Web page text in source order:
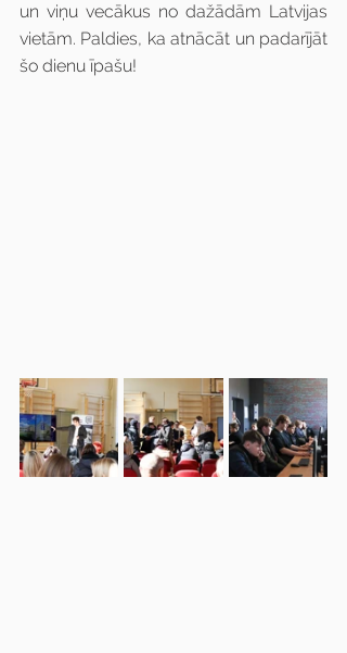
un viņu vecākus no dažādām Latvijas
vietām. Paldies, ka atnācāt un padarījāt
šo dienu īpašu!